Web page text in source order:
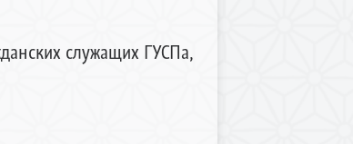
служащих ГУСПа,